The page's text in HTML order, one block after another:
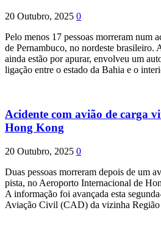
20 Outubro, 2025 0
Pelo menos 17 pessoas morreram num
de Pernambuco, no nordeste brasileiro.
ainda estão por apurar, envolveu um
ligação entre o estado da Bahia e o
Acidente com avião de carga
Hong Kong
20 Outubro, 2025 0
Duas pessoas morreram depois de um
pista, no Aeroporto Internacional de
A informação foi avançada esta
Aviação Civil (CAD) da vizinha